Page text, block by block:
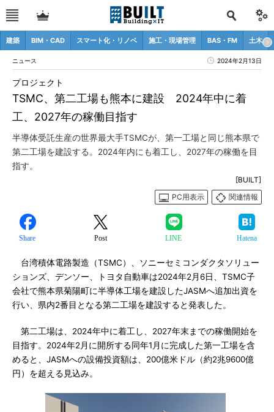
建築 BIM・CAD スマート化・リノベ 施工・現場管理 BAS・FM 土木
ニュース 2024年2月13日
TSMC、第二工場も熊本に建設 2024年中に着
工、2027年の稼働目指す
プロジェクト
半導体受託生産の世界最大手TSMCが、第一工場と同じ熊本県で
第二工場を建設する。2024年内にも着工し、2027年の稼働を目
指す。
[BUILT]
PC用表示
関連情報
Share Post LINE Hatena
台湾積体電路製造（TSMC）、ソニーセミコンダクタソリュー
ションズ、デンソー、トヨタ自動車は2024年2月6日、TSMC子
会社で熊本県菊陽町に半導体工場を建設したJASMへ追加出資を
行い、県内2番目となる第二工場を建設すると発表した。
第二工場は、2024年中に着工し、2027年末までの稼働開始を
目指す。2024年2月に開所する同年1月に完成した第一工場を含
めると、JASMへの設備投資額は、200億米ドル（約2兆9600億
円）を超える見込み。